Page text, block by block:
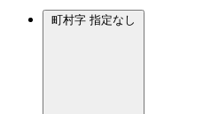
町村字 指定なし